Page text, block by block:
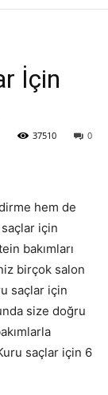
İçin
0
37510
hem de
saçlar için
bakımları
birçok salon
saçlar için
size doğru
saçlar için 6